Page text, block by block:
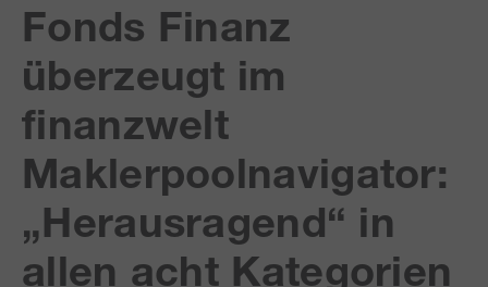
Fonds Finanz
überzeugt im
finanzwelt
Maklerpoolnavigator:
„Herausragend“ in
allen acht Kategorien